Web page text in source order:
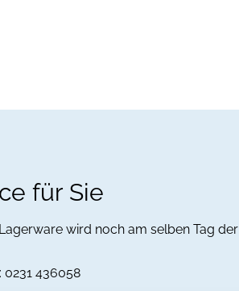
für Sie
wird noch am selben Tag
0231 436058